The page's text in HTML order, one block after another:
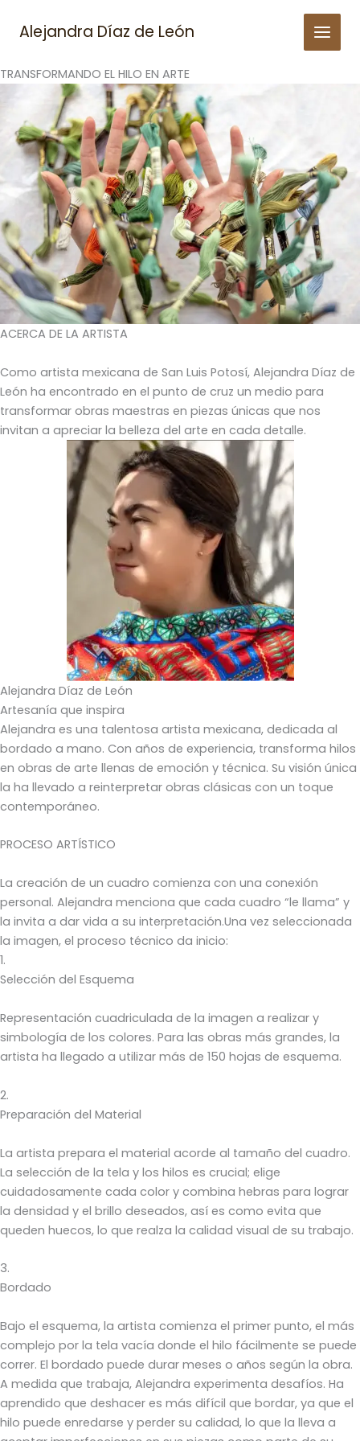
Alejandra Díaz de León
TRANSFORMANDO EL HILO EN ARTE
ACERCA DE LA ARTISTA
Como artista mexicana de San Luis Potosí, Alejandra Díaz de
León ha encontrado en el punto de cruz un medio para
transformar obras maestras en piezas únicas que nos
invitan a apreciar la belleza del arte en cada detalle.
Alejandra Díaz de León
Artesanía que inspira
Alejandra es una talentosa artista mexicana, dedicada al
bordado a mano. Con años de experiencia, transforma hilos
en obras de arte llenas de emoción y técnica. Su visión única
la ha llevado a reinterpretar obras clásicas con un toque
contemporáneo.
PROCESO ARTÍSTICO
La creación de un cuadro comienza con una conexión
personal. Alejandra menciona que cada cuadro “le llama” y
la invita a dar vida a su interpretación.Una vez seleccionada
la imagen, el proceso técnico da inicio:
1.
Selección del Esquema
Representación cuadriculada de la imagen a realizar y
simbología de los colores. Para las obras más grandes, la
artista ha llegado a utilizar más de 150 hojas de esquema.
2.
Preparación del Material
La artista prepara el material acorde al tamaño del cuadro.
La selección de la tela y los hilos es crucial; elige
cuidadosamente cada color y combina hebras para lograr
la densidad y el brillo deseados, así es como evita que
queden huecos, lo que realza la calidad visual de su trabajo.
3.
Bordado
Bajo el esquema, la artista comienza el primer punto, el más
complejo por la tela vacía donde el hilo fácilmente se puede
correr. El bordado puede durar meses o años según la obra.
A medida que trabaja, Alejandra experimenta desafíos. Ha
aprendido que deshacer es más difícil que bordar, ya que el
hilo puede enredarse y perder su calidad, lo que la lleva a